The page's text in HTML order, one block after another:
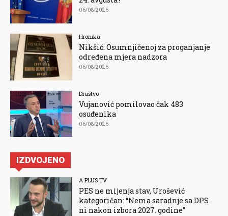
06/08/2026
Hronika
Nikšić: Osumnjičenoj za proganjanje
određena mjera nadzora
06/08/2026
Društvo
Vujanović pomilovao čak 483
osuđenika
06/08/2026
IZDVOJENO
A PLUS TV
PES ne mijenja stav, Urošević
kategoričan: “Nema saradnje sa DPS
ni nakon izbora 2027. godine”